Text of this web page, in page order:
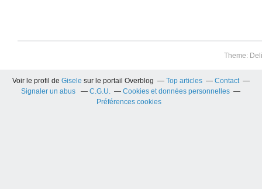
Theme:
Voir le profil de Gisele sur le portail Overblog Top articles
Contact
Signaler un abus
C.G.U.
Cookies et données personnelles
Préférences cookies